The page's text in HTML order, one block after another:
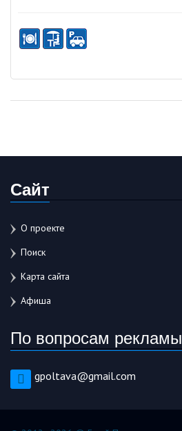
Сайт
О проекте
Поиск
Карта сайта
Афиша
По вопросам рекламы
gpoltava@gmail.com